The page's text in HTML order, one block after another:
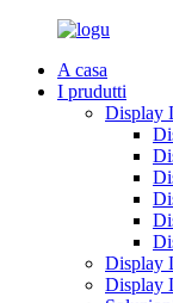
A casa
I prudutti
Display
Display
Display